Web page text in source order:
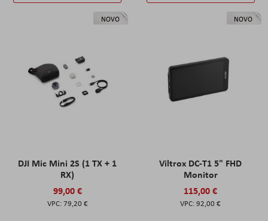
NOVO
DJI Mic Mini 2S (1 TX + 1
RX)
99,00 €
79,20 €
NOVO
Viltrox DC-T1 5" FHD
Monitor
115,00 €
92,00 €